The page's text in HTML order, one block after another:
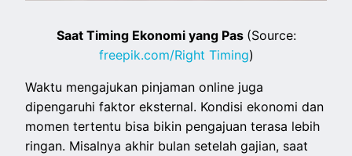
Saat Timing Ekonomi yang Pas (Source:
freepik.com/Right Timing)
Waktu mengajukan pinjaman online juga
dipengaruhi faktor eksternal. Kondisi ekonomi dan
momen tertentu bisa bikin pengajuan terasa lebih
ringan. Misalnya akhir bulan setelah gajian, saat